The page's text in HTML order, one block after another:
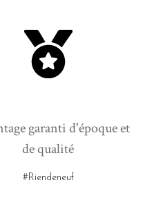
garanti d'époque et
de qualité
#Riendeneuf